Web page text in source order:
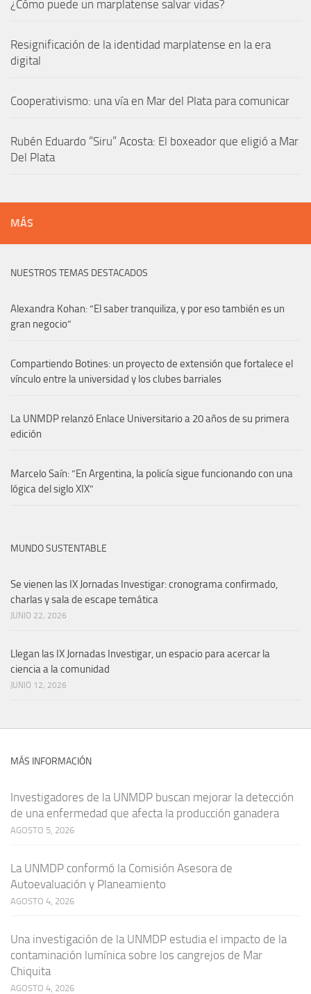
¿Cómo puede un marplatense salvar vidas?
Resignificación de la identidad marplatense en la era
digital
Cooperativismo: una vía en Mar del Plata para comunicar
Rubén Eduardo “Siru” Acosta: El boxeador que eligió a Mar
Del Plata
MÁS
NUESTROS TEMAS DESTACADOS
Alexandra Kohan: “El saber tranquiliza, y por eso también es un
gran negocio”
Compartiendo Botines: un proyecto de extensión que fortalece el
vínculo entre la universidad y los clubes barriales
La UNMDP relanzó Enlace Universitario a 20 años de su primera
edición
Marcelo Saín: “En Argentina, la policía sigue funcionando con una
lógica del siglo XIX”
MUNDO SUSTENTABLE
Se vienen las IX Jornadas Investigar: cronograma confirmado,
charlas y sala de escape temática
JUNIO 22, 2026
Llegan las IX Jornadas Investigar, un espacio para acercar la
ciencia a la comunidad
JUNIO 12, 2026
MÁS INFORMACIÓN
Investigadores de la UNMDP buscan mejorar la detección
de una enfermedad que afecta la producción ganadera
AGOSTO 5, 2026
La UNMDP conformó la Comisión Asesora de
Autoevaluación y Planeamiento
AGOSTO 4, 2026
Una investigación de la UNMDP estudia el impacto de la
contaminación lumínica sobre los cangrejos de Mar
Chiquita
AGOSTO 4, 2026